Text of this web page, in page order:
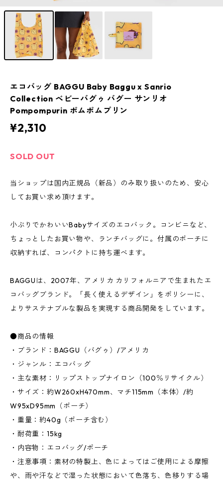
エコバッグ BAGGU Baby Baggu x Sanrio
Collection ベビーバグゥ バグー サンリオ
Pompompurin ポムポムプリン
¥2,310
SOLD OUT
当ショップは国内正規品（新品）のみ取り扱いのため、安心
してお買い求め頂けます。
小ぶりでかわいいBabyサイズのエコバック。コンビニなど、
ちょっとしたお買い物や、ランチバッグに。付属のポーチに
収納すれば、コンパクトに持ち運べます。
BAGGUは、2007年、アメリカ カリフォルニアで生まれたエ
コバッグブランド。「長く使えるデザイン」をポリシーに、
よりサステナブルな製品を実現する商品開発をしています。
●商品の情報
・ブランド：BAGGU（バグゥ）/アメリカ
・ジャンル：エコバッグ
・主な素材：リップストップナイロン（100％リサイクル）
・サイズ：約W260xH470mm、マチ115mm（本体）/約
W95xD95mm（ポーチ）
・重量：約40g（ポーチ含む）
・耐荷重：15kg
・内容物：エコバッグ/ポーチ
・注意事項：素材の特製上、色によってはご使用による摩擦
や、雨や汗などで湿った状態において色落ち、色移りする場